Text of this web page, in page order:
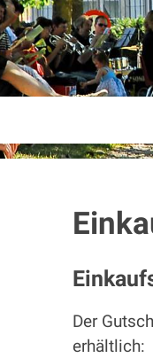
Der
erhältlich: